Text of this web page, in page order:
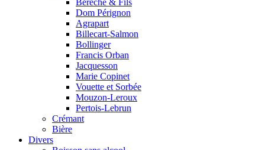
Bérêche & Fils
Dom Pérignon
Agrapart
Billecart-Salmon
Bollinger
Francis Orban
Jacquesson
Marie Copinet
Vouette et Sorbée
Mouzon-Leroux
Pertois-Lebrun
Crémant
Bière
Divers